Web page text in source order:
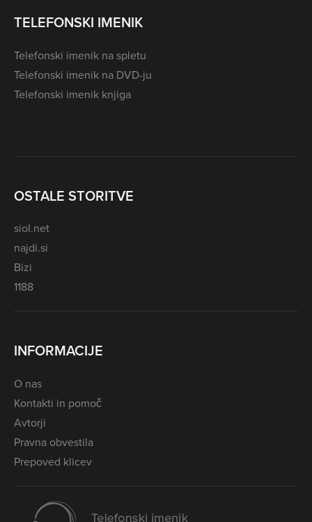
TELEFONSKI IMENIK
Telefonski imenik na spletu
Telefonski imenik na DVD-ju
Telefonski imenik knjiga
OSTALE STORITVE
siol.net
najdi.si
Bizi
1188
INFORMACIJE
O nas
Kontakti in pomoč
Avtorji
Pravna obvestila
Prepoved klicev